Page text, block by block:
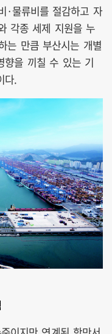
·물류비를 절감하고 자
각종 세제 지원을 누
는 만큼 부산시는 개별
향을 끼칠 수 있는 기
다.